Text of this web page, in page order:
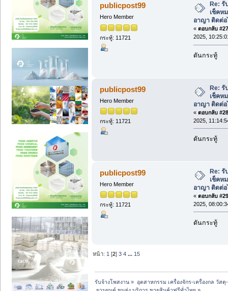
publicpost99
Hero Member
กระทู้: 11721
Re: รั
เช็คห
อาญา ติดต่อ
« ตอบกลับ
2025,
ดันกระทู้
publicpost99
Hero Member
กระทู้: 11721
Re: รั
เช็คห
อาญา ติดต่อ
« ตอบกลับ
2025,
ดันกระทู้
publicpost99
Hero Member
กระทู้: 11721
Re: รั
เช็คห
อาญา ติดต่อ
« ตอบกลับ
2025,
ดันกระทู้
หน้า: 1 [2]3 4 ... 15
รับจ้างโพสงาน » อุตสาหกรรม เครื่องจักร-เครื่องกล วัส